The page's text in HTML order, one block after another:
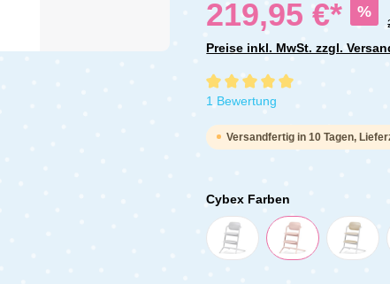
219,95 €* %
Preise inkl. MwSt. zzgl.
Durchschnittliche Bewertung von
1 Bewertung
Versandfertig in 10 Tagen,
Cybex Farben